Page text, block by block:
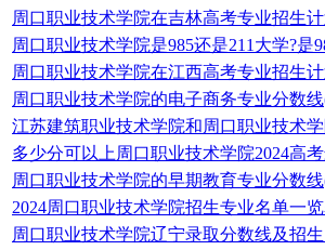
周口职业技术学院在吉林高考专业招生
周口职业技术学院是985还是211大学?是
周口职业技术学院在江西高考专业招生
周口职业技术学院的电子商务专业分数
江苏建筑职业技术学院和周口职业技术
多少分可以上周口职业技术学院2024高
周口职业技术学院的早期教育专业分数
2024周口职业技术学院招生专业名单一
周口职业技术学院辽宁录取分数线及招